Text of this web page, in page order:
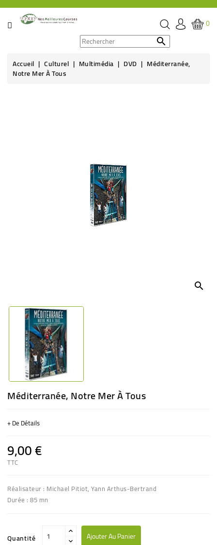
CATÉGORIE
ÉPICERIE
0

Accueil Culturel Multimédia DVD Méditerranée,
Notre Mer À Tous
search
Méditerranée, Notre Mer À Tous
+ De Détails
9,00 €
TTC
Réalisateur : Michael Pitiot, Yann Arthus-Bertrand
Durée : 85 mn
Quantité Ajouter Au Panier